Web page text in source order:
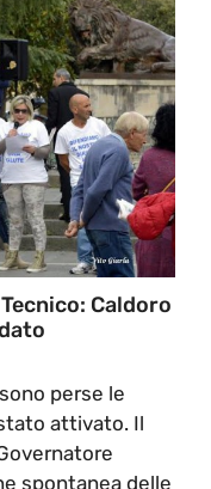
Caldoro
perse le
attivato. Il
spontanea delle